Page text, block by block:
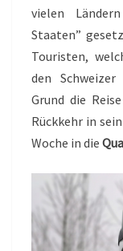
vielen
Staaten”
Touristen,
den
Grund die
Rückkehr in
Woche in die